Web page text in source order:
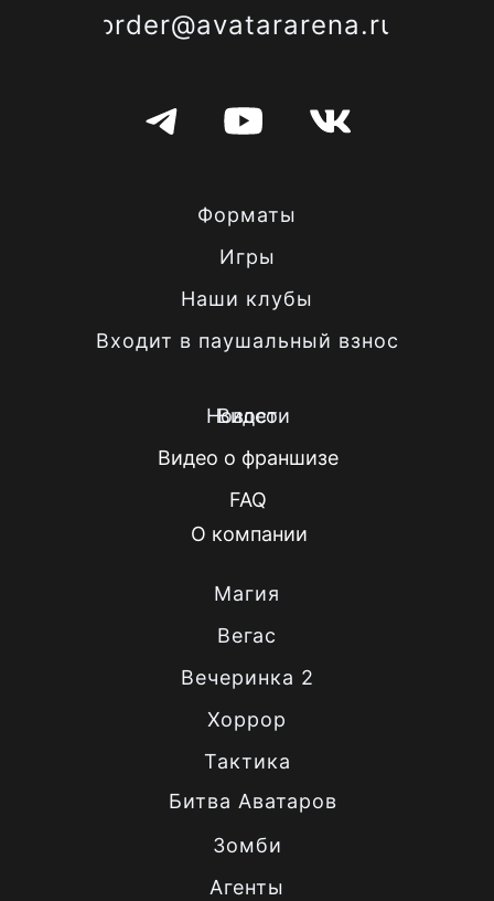
Вегас
Зомби
Агенты
Тактика
Хоррор
Битва Аватаров
Магия
Вечеринка 2
FAQ
О компании
Видео о франшизе
Видео
Новости
Игры
Форматы
Входит в паушальный взнос
Наши клубы
order@avatararena.ru